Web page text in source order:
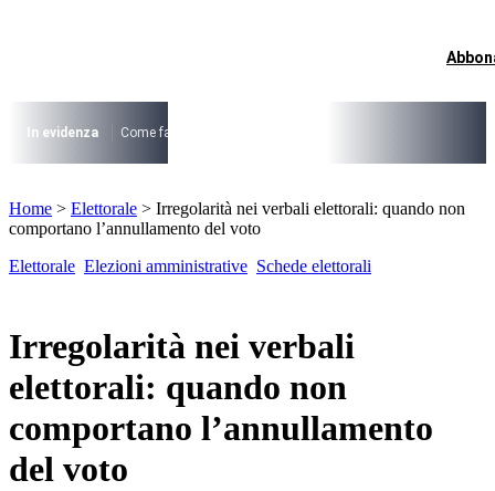
I più cercati
Lorem ipsum dolor sit amet consectetur
Lorem ipsum dolor sit amet consectetur
In evidenza Come fare per …
Lorem ipsum dolor sit amet consectetur
Home > Elettorale > Irregolarità nei verbali elettorali: quando non
comportano l’annullamento del voto
Elettorale Elezioni amministrative Schede elettorali
Irregolarità nei verbali
elettorali: quando non
comportano l’annullamento
del voto